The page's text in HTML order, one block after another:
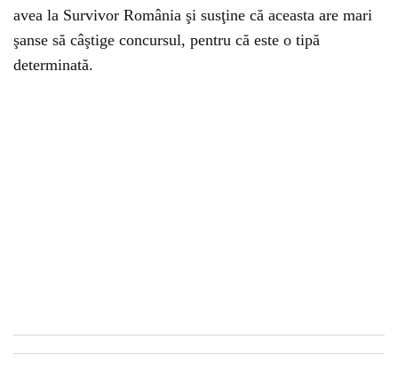
avea la Survivor România şi susţine că aceasta are mari
şanse să câştige concursul, pentru că este o tipă
determinată.